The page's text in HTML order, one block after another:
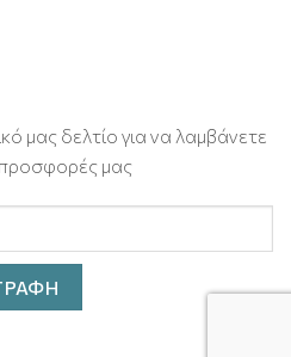
μας δελτίο για να λαμβάνετε
μας